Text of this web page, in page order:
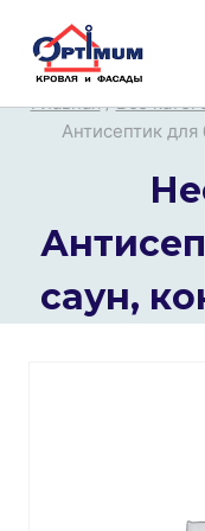
Перейти
Главная / Все
Антисептик для
саун,